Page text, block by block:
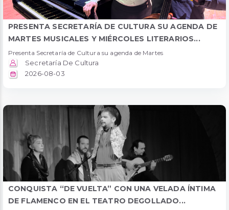
PRESENTA SECRETARÍA DE CULTURA SU AGENDA DE
MARTES MUSICALES Y MIÉRCOLES LITERARIOS...
Presenta Secretaría de Cultura su agenda de Martes
Secretaría De Cultura
2026-08-03
CONQUISTA “DE VUELTA” CON UNA VELADA ÍNTIMA
DE FLAMENCO EN EL TEATRO DEGOLLADO...